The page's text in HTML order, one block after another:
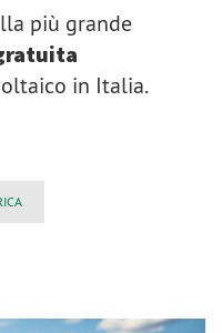
più grande
in Italia.